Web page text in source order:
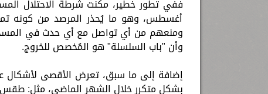
أغسطس، وهو ما يُحذر المرصد من كونه
ومنعهم من أي تواصل مع أي حدث في
وأن "باب السلسلة" هو المُخصص للخروج.
إضافة إلى ما سبق، تعرض الأقصى لأشكال
بشكل متكرر خلال الشهر الماضي، مثل: طقس